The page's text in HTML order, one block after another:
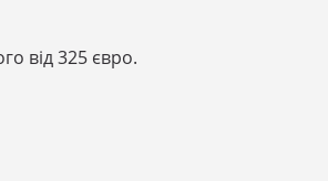
від 325 євро.